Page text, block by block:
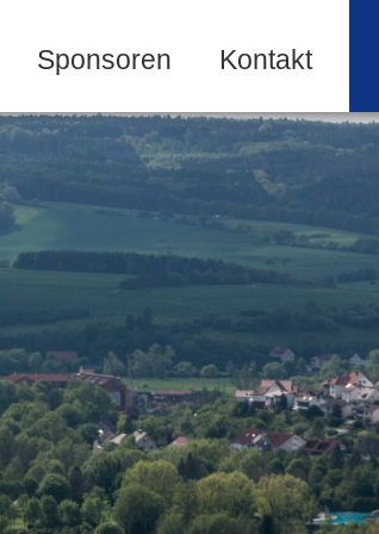
Sponsoren Kontakt